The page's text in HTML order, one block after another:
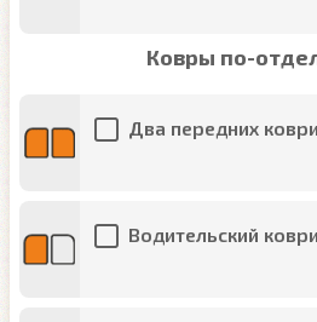
Ковры по-
Два передних
Водительский